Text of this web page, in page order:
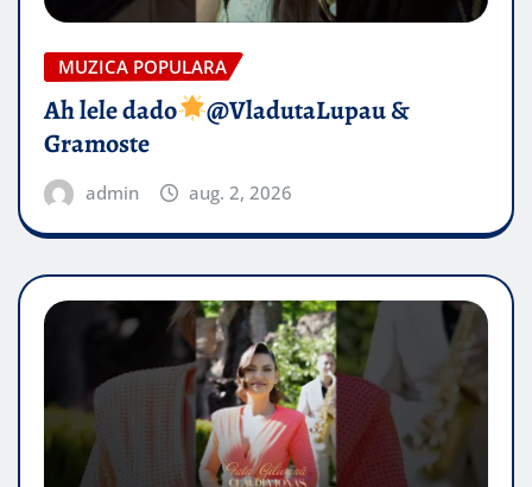
MUZICA POPULARA
Ah lele dado​
@VladutaLupau &
Gramoste
admin aug. 2, 2026